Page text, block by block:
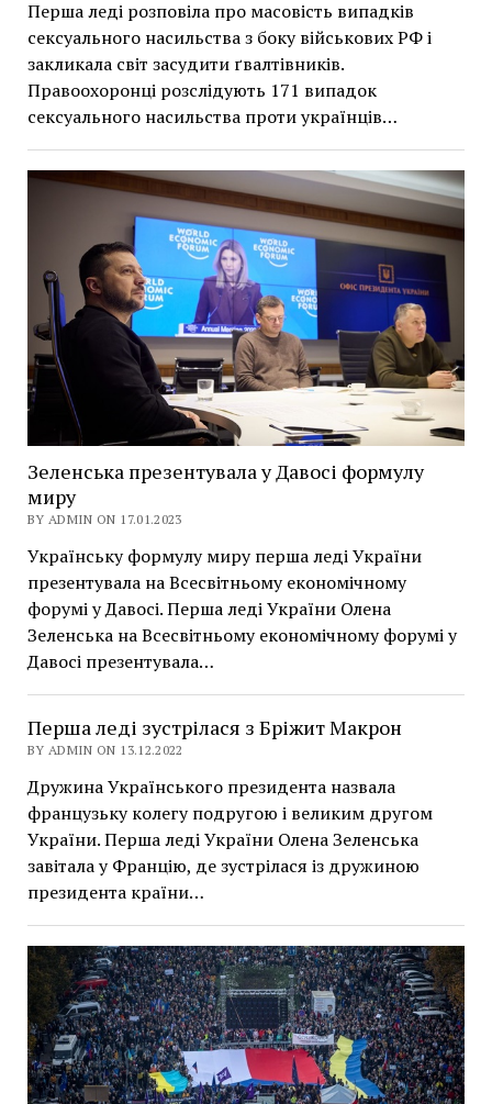
Перша леді розповіла про масовість випадків
сексуального насильства з боку військових РФ і
закликала світ засудити ґвалтівників.
Правоохоронці розслідують 171 випадок
сексуального насильства проти українців…
Зеленська презентувала у Давосі формулу
миру
BY ADMIN ON 17.01.2023
Українську формулу миру перша леді України
презентувала на Всесвітньому економічному
форумі у Давосі. Перша леді України Олена
Зеленська на Всесвітньому економічному форумі у
Давосі презентувала…
Перша леді зустрілася з Бріжит Макрон
BY ADMIN ON 13.12.2022
Дружина Українського президента назвала
французьку колегу подругою і великим другом
України. Перша леді України Олена Зеленська
завітала у Францію, де зустрілася із дружиною
президента країни…